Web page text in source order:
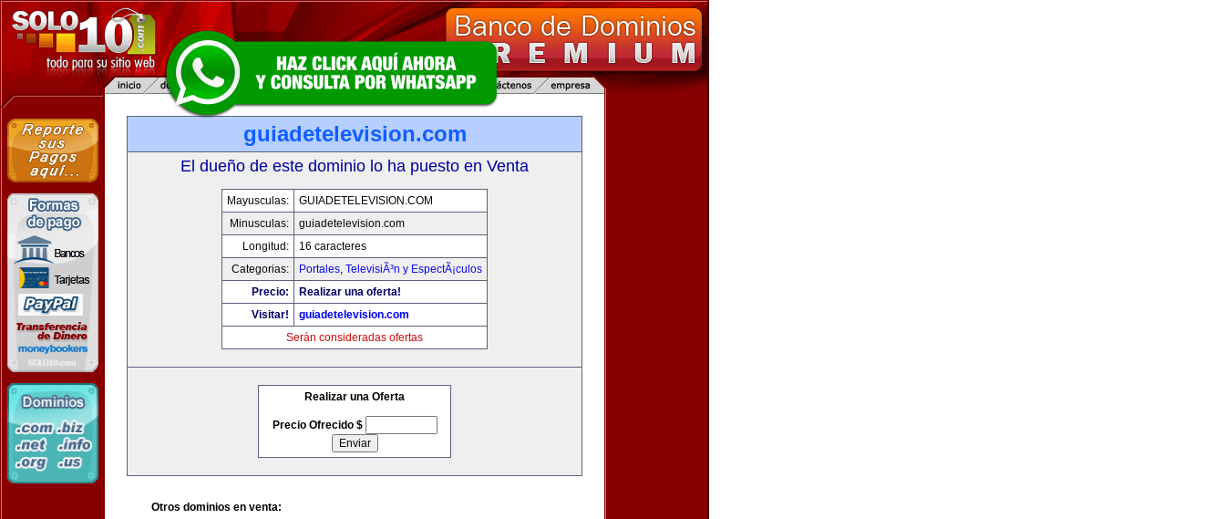
guiadetelevision.com
El dueño de este dominio lo ha puesto en Venta
Mayusculas:
GUIADETELEVISION.COM
Minusculas:
guiadetelevision.com
Longitud:
16 caracteres
Categorias:
Portales, TelevisiÃ³n y EspectÃ¡culos
Precio:
Realizar una oferta!
Visitar!
guiadetelevision.com
Serán consideradas ofertas
Realizar una Oferta
Precio Ofrecido $
Otros dominios en venta: